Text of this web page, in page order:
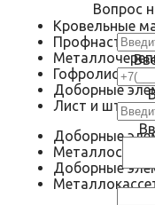
Вопрос
Кровельные
Профнастил
Гофролист
Доборные
Лист и штрипс
Доборные
Доборные